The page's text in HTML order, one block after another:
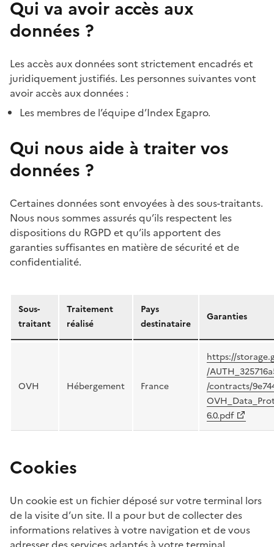
Qui va avoir accès aux
données ?
Les accès aux données sont strictement encadrés et
juridiquement justifiés. Les personnes suivantes vont
avoir accès aux données :
Les membres de l’équipe d’Index Egapro.
Qui nous aide à traiter vos
données ?
Certaines données sont envoyées à des sous-traitants.
Nous nous sommes assurés qu’ils respectent les
dispositions du RGPD et qu’ils apportent des
garanties suffisantes en matière de sécurité et de
confidentialité.
Sous-
traitant
Traitement
réalisé
Pays
destinataire
Garanties
OVH Hébergement France
https://
/
/contracts/
6.0.pdf
Cookies
Un cookie est un fichier déposé sur votre terminal lors
de la visite d’un site. Il a pour but de collecter des
informations relatives à votre navigation et de vous